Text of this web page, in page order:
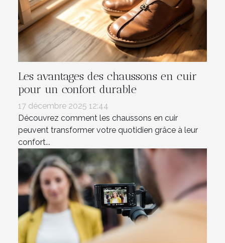
Les avantages des chaussons en cuir
pour un confort durable
17 décembre 2025 12:44
Découvrez comment les chaussons en cuir
peuvent transformer votre quotidien grâce à leur
confort...